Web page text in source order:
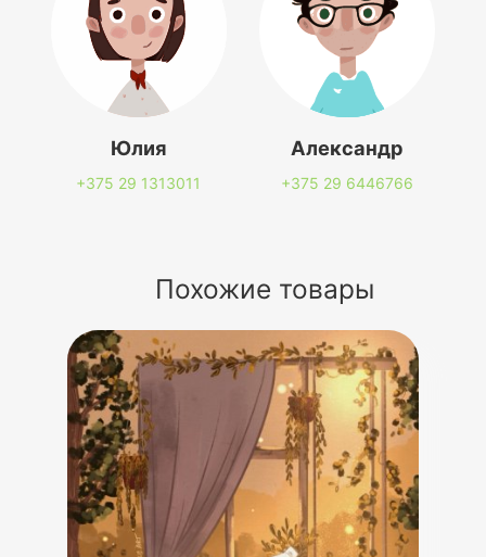
Юлия
+375 29 1313011
Александр
+375 29 6446766
Похожие товары